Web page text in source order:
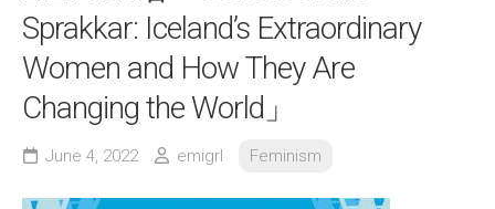
Sprakkar: Iceland’s Extraordinary
Women and How They Are
Changing the World」
June 4, 2022 emigrl Feminism